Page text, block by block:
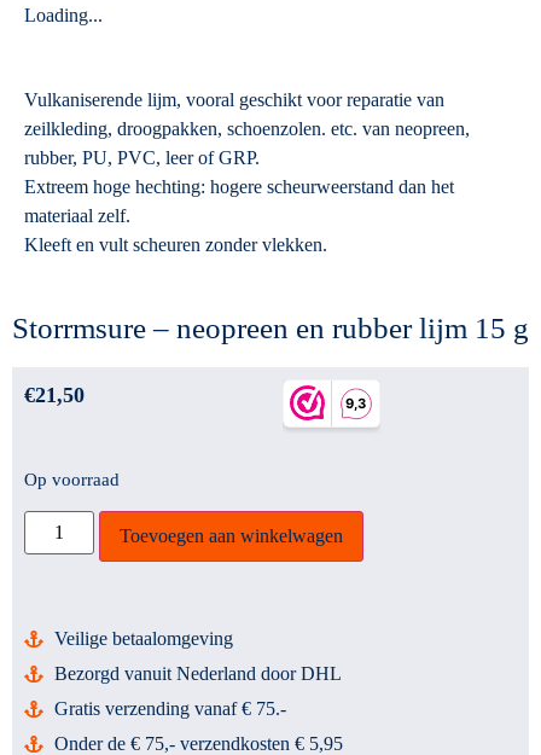
Loading...
Vulkaniserende lijm, vooral geschikt voor reparatie van
zeilkleding, droogpakken, schoenzolen. etc. van neopreen,
rubber, PU, PVC, leer of GRP.
Extreem hoge hechting: hogere scheurweerstand dan het
materiaal zelf.
Kleeft en vult scheuren zonder vlekken.
Storrmsure – neopreen en rubber lijm 15 g
€21,50
Op voorraad
Toevoegen aan winkelwagen
Veilige betaalomgeving
Bezorgd vanuit Nederland door DHL
Gratis verzending vanaf € 75.-
Onder de € 75,- verzendkosten € 5,95